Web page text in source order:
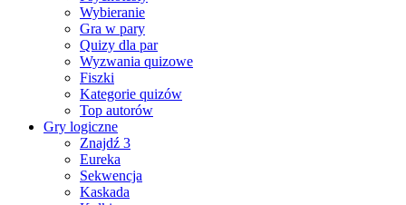
Wybieranie
Gra w pary
Quizy dla par
Wyzwania quizowe
Fiszki
Kategorie quizów
Top autorów
Gry logiczne
Znajdź 3
Eureka
Sekwencja
Kaskada